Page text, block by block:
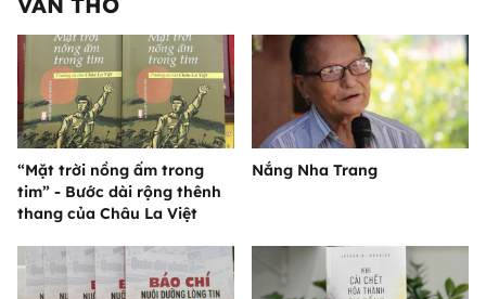
“Mặt trời nồng ấm trong
tim” - Bước dài rộng thênh
thang của Châu La Việt
Nắng Nha Trang